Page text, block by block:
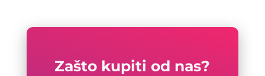
Zašto kupiti od nas?